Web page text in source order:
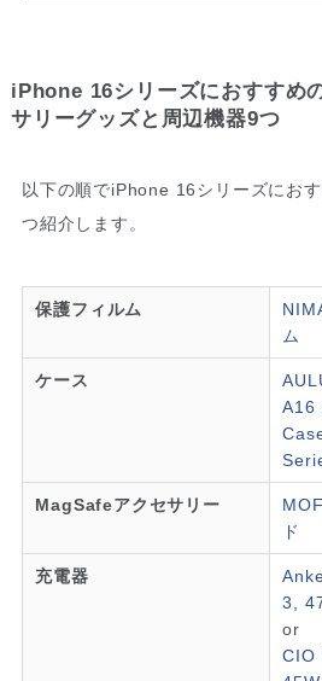
iPhone 16シリーズにおすすめ
サリーグッズと周辺機器9つ
以下の順でiPhone 16シリーズにお
つ紹介します。
保護フィルム
ム
ケース
A16
MagSafeアクセサリー
ド
充電器
3,
or
CIO